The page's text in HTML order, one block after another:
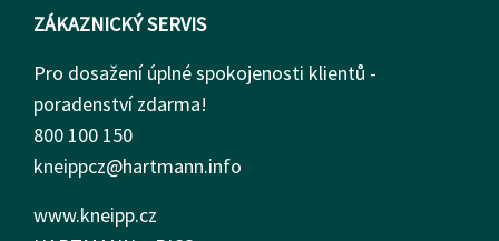
ZÁKAZNICKÝ SERVIS
Pro dosažení úplné spokojenosti klientů -
poradenství zdarma!
800 100 150
kneippcz@hartmann.info
www.kneipp.cz